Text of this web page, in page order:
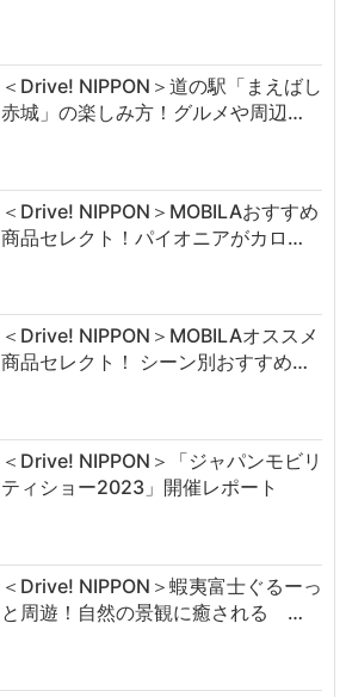
＜Drive! NIPPON＞道の駅「まえばし
赤城」の楽しみ方！グルメや周辺…
＜Drive! NIPPON＞MOBILAおすすめ
商品セレクト！パイオニアがカロ…
＜Drive! NIPPON＞MOBILAオススメ
商品セレクト！ シーン別おすすめ…
＜Drive! NIPPON＞「ジャパンモビリ
ティショー2023」開催レポート
＜Drive! NIPPON＞蝦夷富士ぐるーっ
と周遊！自然の景観に癒される …